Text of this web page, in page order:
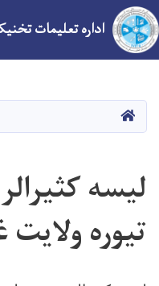
اداره تعلیمات
HOME
لیسه
تیوره